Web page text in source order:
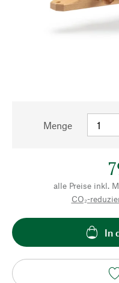
Menge
alle Preise inkl.
CO₂-
In